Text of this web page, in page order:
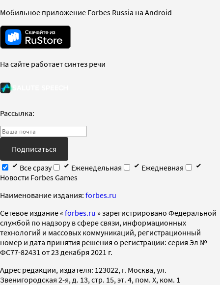
Мобильное приложение Forbes Russia на Android
На сайте работает синтез речи
Рассылка:
Подписаться
Все сразу
Еженедельная
Ежедневная
Новости Forbes Games
Наименование издания: forbes.ru
Cетевое издание « forbes.ru » зарегистрировано Федеральной
службой по надзору в сфере связи, информационных
технологий и массовых коммуникаций, регистрационный
номер и дата принятия решения о регистрации: серия Эл №
ФС77-82431 от 23 декабря 2021 г.
Адрес редакции, издателя: 123022, г. Москва, ул.
Звенигородская 2-я, д. 13, стр. 15, эт. 4, пом. X, ком. 1